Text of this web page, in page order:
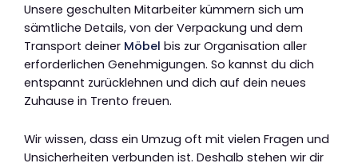
Unsere geschulten Mitarbeiter kümmern sich um
sämtliche Details, von der Verpackung und dem
Transport deiner Möbel bis zur Organisation aller
erforderlichen Genehmigungen. So kannst du dich
entspannt zurücklehnen und dich auf dein neues
Zuhause in Trento freuen.
Wir wissen, dass ein Umzug oft mit vielen Fragen und
Unsicherheiten verbunden ist. Deshalb stehen wir dir